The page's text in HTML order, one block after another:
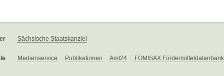
Sächsische Staatskanzlei
Medienservice Publikationen Amt24 FÖMISAX Fördermitteldatenbank